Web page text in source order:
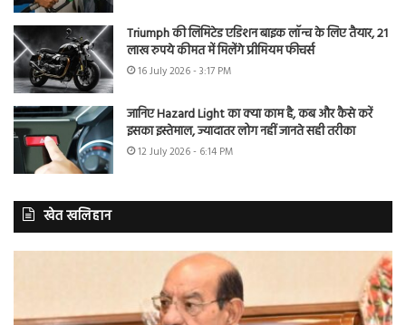
Triumph की लिमिटेड एडिशन बाइक लॉन्च के लिए तैयार, 21
लाख रुपये कीमत में मिलेंगे प्रीमियम फीचर्स
16 July 2026 - 3:17 PM
जानिए Hazard Light का क्या काम है, कब और कैसे करें
इसका इस्तेमाल, ज्यादातर लोग नहीं जानते सही तरीका
12 July 2026 - 6:14 PM
खेत खलिहान